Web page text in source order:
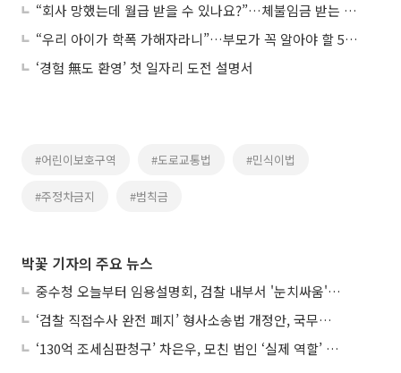
“회사 망했는데 월급 받을 수 있나요?”…체불임금 받는 방법은
“우리 아이가 학폭 가해자라니”…부모가 꼭 알아야 할 5가지는?
‘경험 無도 환영’ 첫 일자리 도전 설명서
#어린이보호구역 #도로교통법 #민식이법
#주정차금지 #범칙금
박꽃 기자의 주요 뉴스
중수청 오늘부터 임용설명회, 검찰 내부서 '눈치싸움' 기류변화도
‘검찰 직접수사 완전 폐지’ 형사소송법 개정안, 국무회의 통과
‘130억 조세심판청구’ 차은우, 모친 법인 ‘실제 역할’ 다툴 듯